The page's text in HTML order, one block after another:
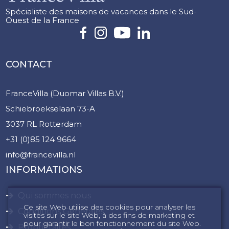
Spécialiste des maisons de vacances dans le Sud-
Ouest de la France
CONTACT
FranceVilla (Duomar Villas B.V.)
Schiebroekselaan 73-A
3037 RL Rotterdam
+31 (0)85 124 9664
info@francevilla.nl
INFORMATIONS
Conditions Générales
Propriétaires
Ce site Web utilise des cookies pour analyser les
visites sur le site Web, à des fins de marketing et
pour garantir le bon fonctionnement du site Web.